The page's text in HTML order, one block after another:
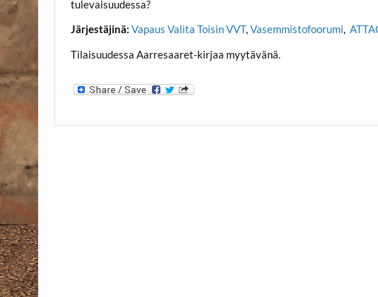
tulevaisuudessa?
Järjestäjinä: Vapaus Valita Toisin VVT,Vasemmistofoorumi,
Tilaisuudessa Aarresaaret-kirjaa myytävänä.